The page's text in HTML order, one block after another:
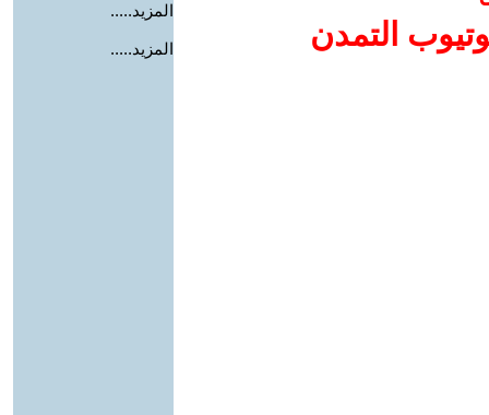
التمدن
المزيد.....
المزيد.....